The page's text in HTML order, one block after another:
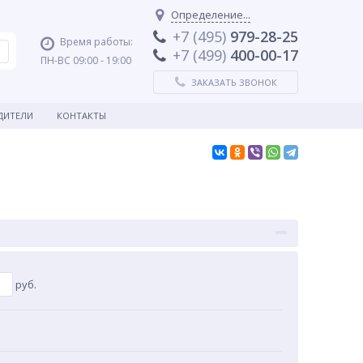
Время работы:
ПН-ВС 09:00 - 19:00
Определение...
+7 (495) 979-28-25
+7 (499) 400-00-17
ЗАКАЗАТЬ ЗВОНОК
КОНТАКТЫ
руб.